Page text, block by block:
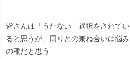
皆さんは「うたない」選択をされてい
ると思うが、周りとの兼ね合いは悩み
の種だと思う